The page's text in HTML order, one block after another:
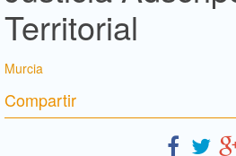
Territorial
Murcia
Compartir